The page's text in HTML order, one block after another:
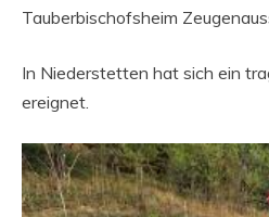
Tauberbischofsheim
In Niederstetten hat sich ein
ereignet.